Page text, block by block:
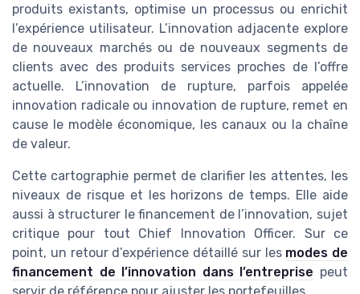
produits existants, optimise un processus ou enrichit
l’expérience utilisateur. L’innovation adjacente explore
de nouveaux marchés ou de nouveaux segments de
clients avec des produits services proches de l’offre
actuelle. L’innovation de rupture, parfois appelée
innovation radicale ou innovation de rupture, remet en
cause le modèle économique, les canaux ou la chaîne
de valeur.
Cette cartographie permet de clarifier les attentes, les
niveaux de risque et les horizons de temps. Elle aide
aussi à structurer le financement de l’innovation, sujet
critique pour tout Chief Innovation Officer. Sur ce
point, un retour d’expérience détaillé sur les modes de
financement de l’innovation dans l’entreprise peut
servir de référence pour ajuster les portefeuilles.